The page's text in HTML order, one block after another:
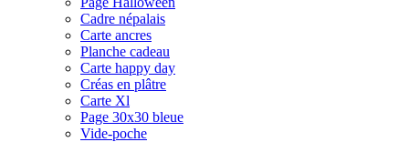
Cadre népalais
Carte ancres
Planche cadeau
Carte happy day
Créas en plâtre
Carte Xl
Page 30x30 bleue
Vide-poche